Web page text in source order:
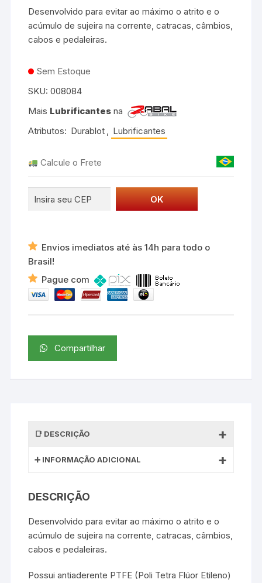
Desenvolvido para evitar ao máximo o atrito e o
acúmulo de sujeira na corrente, catracas, câmbios,
cabos e pedaleiras.
Sem Estoque
SKU:008084
Mais Lubrificantes na
Atributos: Durablot , Lubrificantes
Calcule o Frete
Envios imediatos até às 14h para todo o
Brasil!
Pague com
Compartilhar
DESCRIÇÃO
INFORMAÇÃO ADICIONAL
DESCRIÇÃO
Desenvolvido para evitar ao máximo o atrito e o
acúmulo de sujeira na corrente, catracas, câmbios,
cabos e pedaleiras.
Possui antiaderente PTFE (Poli Tetra Flúor Etileno)